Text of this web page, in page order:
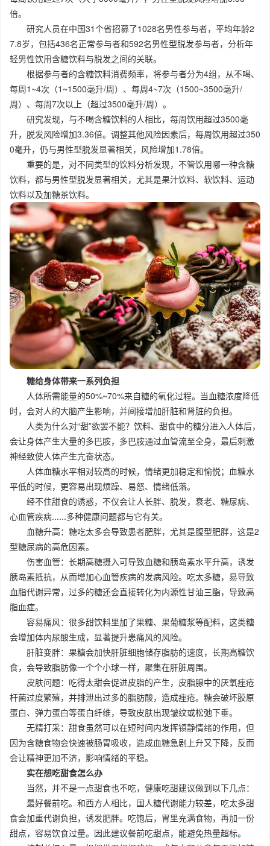
倍。
研究人员在中国31个省招募了1028名男性参与者，平均年龄2
7.8岁，包括436名正常参与者和592名男性型脱发参与者，分析年
轻男性饮用含糖饮料与脱发之间的关联。
根据参与者的含糖饮料消费频率，将参与者分为4组，从不喝、
每周1~4次（1~1500毫升/周）、每周4~7次（1500~3500毫升/
周）、每周7次以上（超过3500毫升/周）。
研究发现，与不喝含糖饮料的人相比，每周饮用超过3500毫
升，脱发风险增加3.36倍。调整其他风险因素后，每周饮用超过350
0毫升，仍与男性型脱发显著相关，风险增加1.78倍。
重要的是，对不同类型的饮料分析发现，不管饮用哪一种含糖
饮料，都与男性型脱发显著相关，尤其是果汁饮料、软饮料、运动
饮料以及加糖茶饮料。
糖给身体带来一系列负担
人体所需能量的50%~70%来自糖的氧化过程。当血糖浓度降低
时，会对人的大脑产生影响，并间接增加肝脏和肾脏的负担。
人类为什么对“甜”欲罢不能？饮料、甜食中的糖分进入人体后，
会让身体产生大量的多巴胺，多巴胺通过血管流至全身，最后刺激
神经致使人体产生亢奋状态。
人体血糖水平相对较高的时候，情绪更加稳定和愉悦；血糖水
平低的时候，更容易出现烦躁、易怒、情绪低落。
经不住甜食的诱惑，不仅会让人长胖、脱发，衰老、糖尿病、
心血管疾病......多种健康问题都与它有关。
血糖升高：糖吃太多会导致患者肥胖，尤其是腹型肥胖，这是2
型糖尿病的高危因素。
伤害血管：长期高糖摄入可导致血糖和胰岛素水平升高，诱发
胰岛素抵抗，从而增加心血管疾病的发病风险。吃太多糖，易导致
血脂代谢异常，过多的糖还会直接转化为内源性甘油三酯，导致高
脂血症。
容易痛风：很多甜饮料里加了果糖、果葡糖浆等配料，这类糖
会增加体内尿酸生成，显著提升患痛风的风险。
肝脏变胖：果糖会加快肝脏细胞储存脂肪的速度，长期高糖饮
食，会导致脂肪像一个个小球一样，聚集在肝脏周围。
皮肤问题：吃得太甜会促进皮脂的产生，皮脂腺中的厌氧痤疮
杆菌过度繁殖，并排泄出过多的脂肪酸，造成痤疮。糖会破坏胶原
蛋白、弹力蛋白等蛋白纤维，导致皮肤出现皱纹或松弛下垂。
无精打采：甜食虽然可以在短时间内发挥镇静情绪的作用，但
因为含糖食物会快速被肠胃吸收，造成血糖急剧上升又下降，反而
会让精神更加不济，影响情绪的平稳。
实在想吃甜食怎么办
当然，并不是一点甜食也不吃，健康吃甜建议做到以下几点：
最好餐前吃。和西方人相比，国人糖代谢能力较差，吃太多甜
食会加重代谢负担，诱发肥胖。吃饱后，胃里充满食物，再加一份
甜点，容易饮食过量。因此建议餐前吃甜点，能避免热量超标。